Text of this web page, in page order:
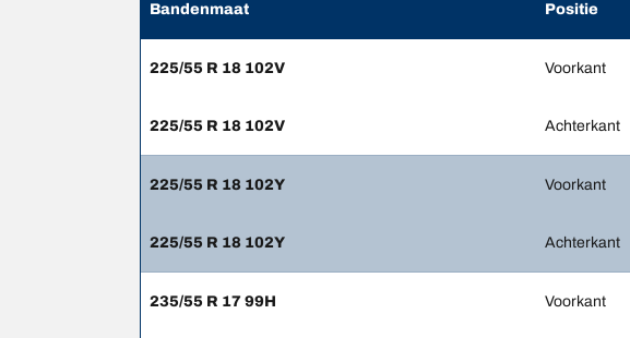
Bandenmaat Positie
225/55 R 18 102V Voorkant
225/55 R 18 102V Achterkant
225/55 R 18 102Y Voorkant
225/55 R 18 102Y Achterkant
235/55 R 17 99H Voorkant